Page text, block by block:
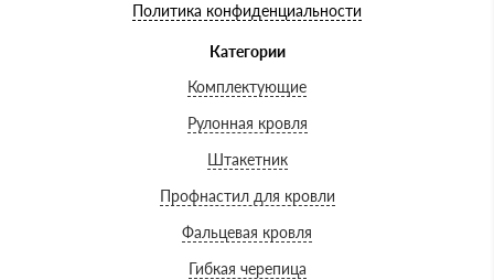
Политика конфиденциальности
Категории
Комплектующие
Рулонная кровля
Штакетник
Профнастил для кровли
Фальцевая кровля
Гибкая черепица